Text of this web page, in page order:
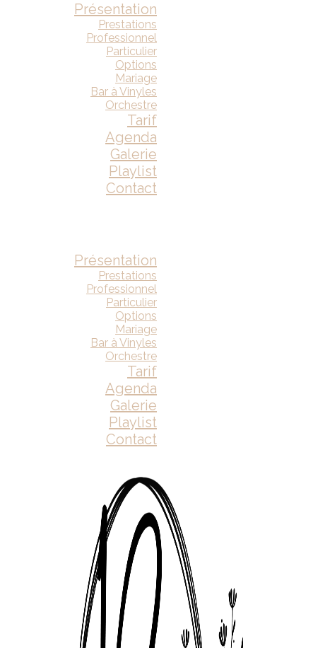
Présentation
Prestations
Professionnel
Particulier
Options
Mariage
Bar à Vinyles
Orchestre
Tarif
Agenda
Galerie
Playlist
Contact
Présentation
Prestations
Professionnel
Particulier
Options
Mariage
Bar à Vinyles
Orchestre
Tarif
Agenda
Galerie
Playlist
Contact